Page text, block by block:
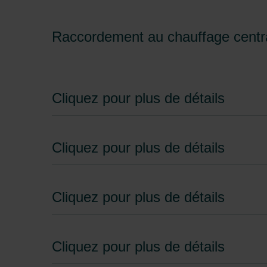
Zehnder Group Sales
Zehnder Group Schweiz AG:
Raccordement au chauffage
Cliquez pour plus de détails
Cliquez pour plus de détails
Cliquez pour plus de détails
Cliquez pour plus de détails